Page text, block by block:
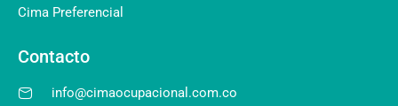
Cima Preferencial
Contacto
info@cimaocupacional.com.co